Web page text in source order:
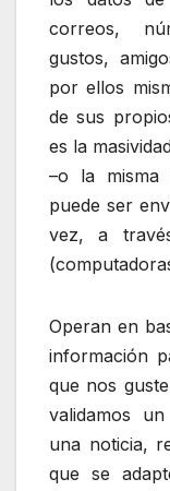
correos,
gustos,
por ellos
de sus
es la
–o la misma
puede ser
vez, a
Operan en
información
que nos
validamos
una noticia,
que se